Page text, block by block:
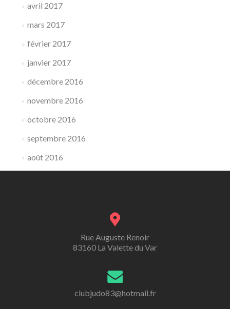
avril 2017
mars 2017
février 2017
janvier 2017
décembre 2016
novembre 2016
octobre 2016
septembre 2016
août 2016
Rue Auguste Renoir
83160 La Valette du Var
clubjudo83@hotmail.fr